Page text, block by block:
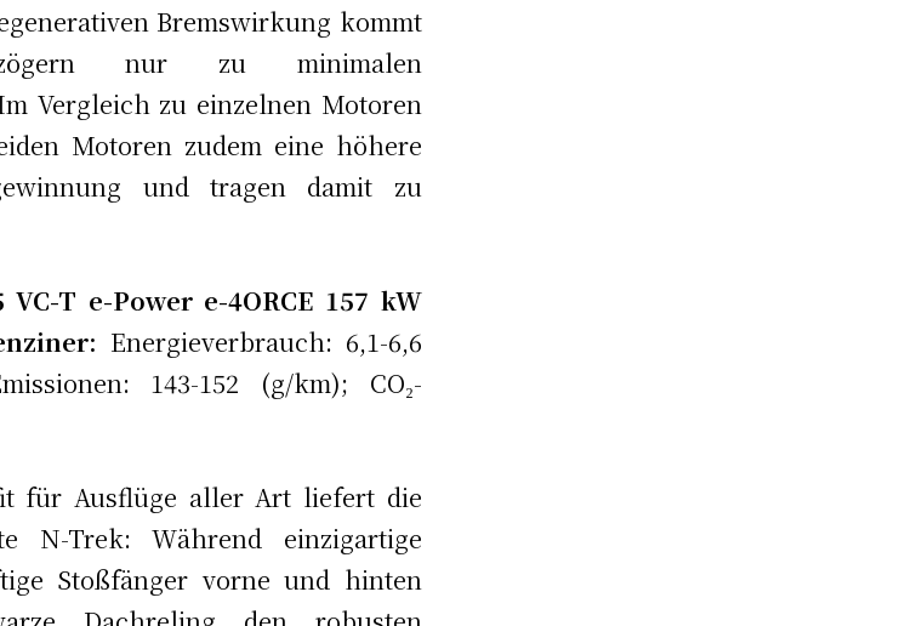
Bremswirkung kommt
nur zu minimalen
Vergleich zu einzelnen Motoren
Motoren zudem eine höhere
und tragen damit zu
T e-Power e-4ORCE 157 kW
Energieverbrauch: 6,1-6,6
143-152 (g/km); CO₂-
für Ausflüge aller Art liefert die
N-Trek: Während einzigartige
Stoßfänger vorne und hinten